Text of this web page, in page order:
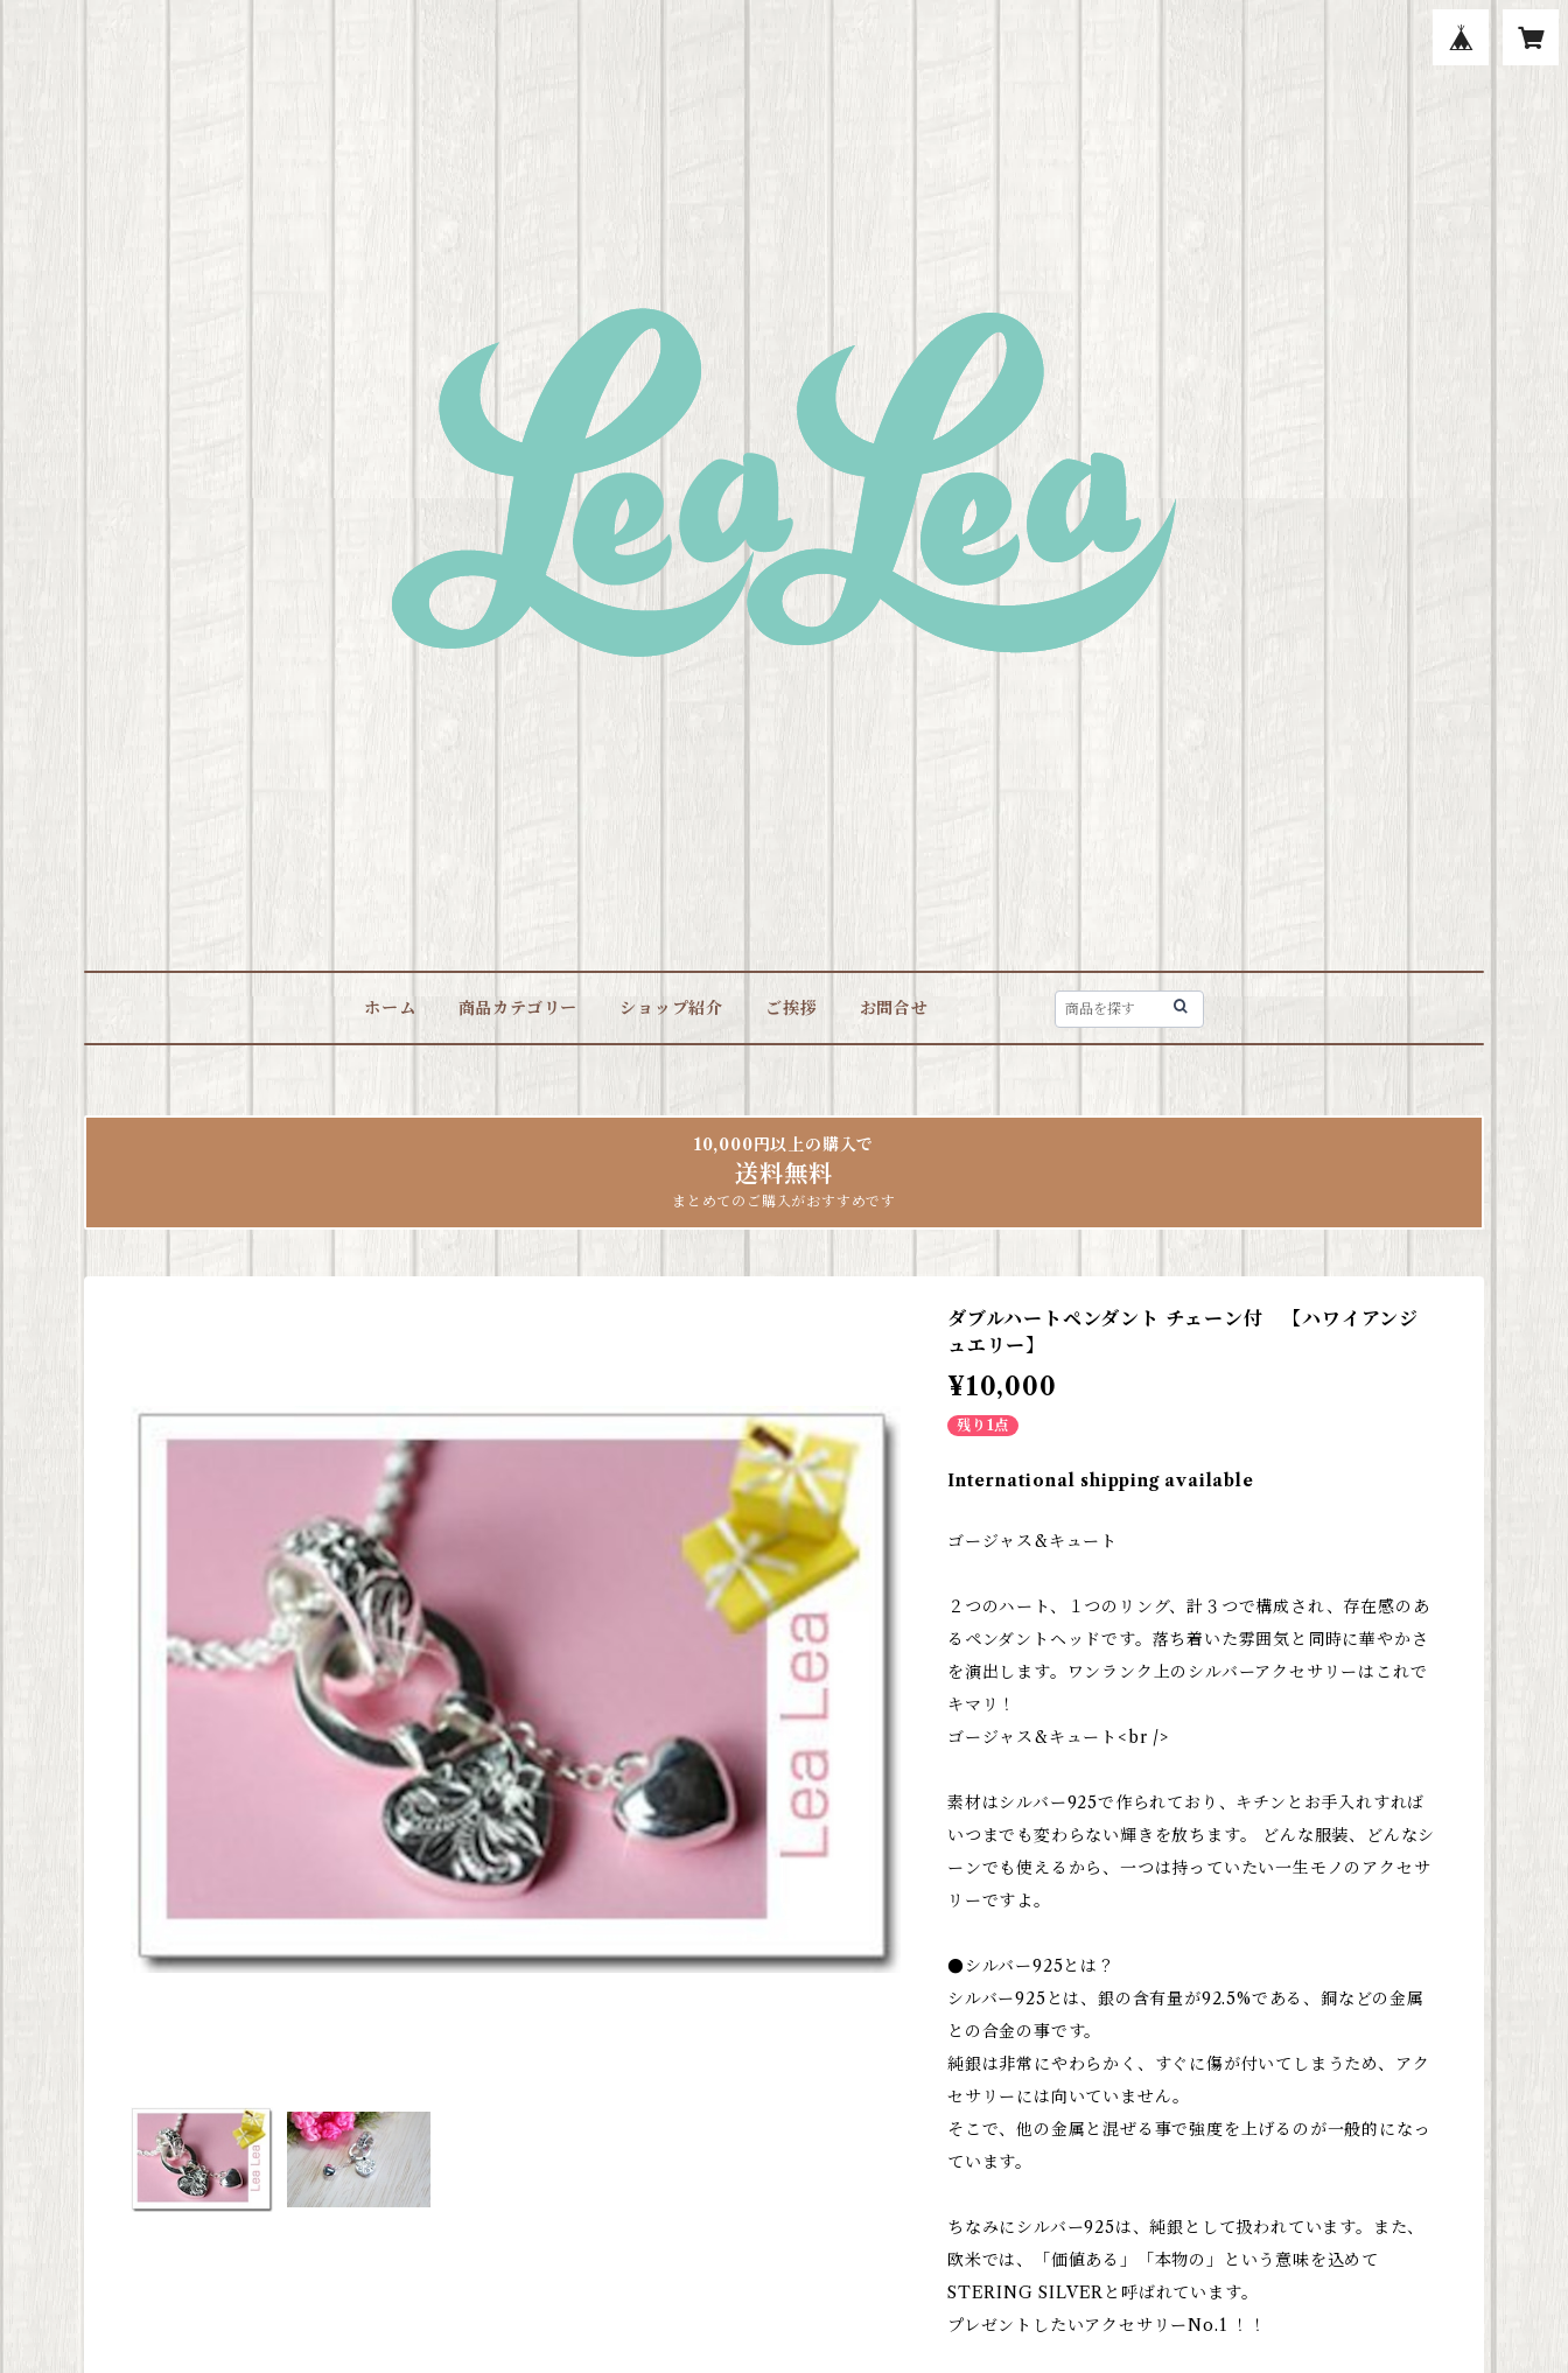
ホーム 商品カテゴリー ショップ紹介 ご挨拶 お問合せ
10,000円以上の購入で
送料無料
まとめてのご購入がおすすめです
ダブルハートペンダント チェーン付 【ハワイアンジ
ュエリー】
¥10,000
残り1点
International shipping available
ゴージャス&キュート
２つのハート、１つのリング、計３つで構成され、存在感のあ
るペンダントヘッドです。落ち着いた雰囲気と同時に華やかさ
を演出します。ワンランク上のシルバーアクセサリーはこれで
キマリ！
ゴージャス&キュート<br />
素材はシルバー925で作られており、キチンとお手入れすれば
いつまでも変わらない輝きを放ちます。 どんな服装、どんなシ
ーンでも使えるから、一つは持っていたい一生モノのアクセサ
リーですよ。
●シルバー925とは？
シルバー925とは、銀の含有量が92.5%である、銅などの金属
との合金の事です。
純銀は非常にやわらかく、すぐに傷が付いてしまうため、アク
セサリーには向いていません。
そこで、他の金属と混ぜる事で強度を上げるのが一般的になっ
ています。
ちなみにシルバー925は、純銀として扱われています。また、
欧米では、「価値ある」「本物の」という意味を込めて
STERING SILVERと呼ばれています。
プレゼントしたいアクセサリーNo.1 ！！